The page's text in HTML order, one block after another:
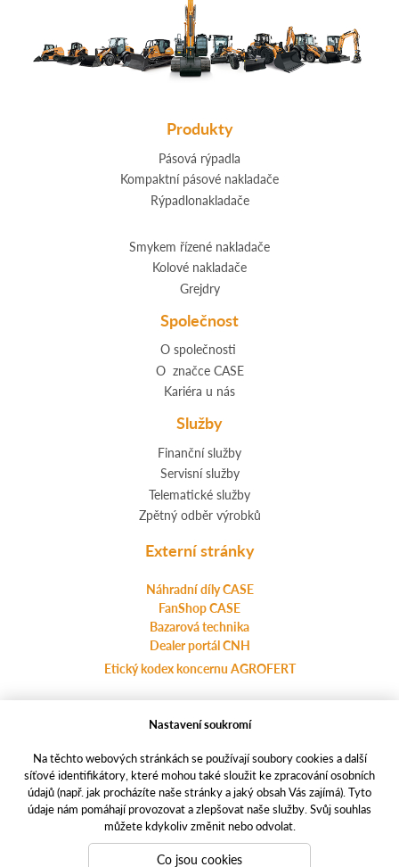
Produkty
Pásová rýpadla
Kompaktní pásové nakladače
Rýpadlonakladače
Smykem řízené nakladače
Kolové nakladače
Grejdry
Společnost
O společnosti
O značce CASE
Kariéra u nás
Služby
Finanční služby
Servisní služby
Telematické služby
Zpětný odběr výrobků
Externí stránky
Náhradní díly CASE
FanShop CASE
Bazarová technika
Dealer portál CNH
Etický kodex koncernu AGROFERT
PUXdesign.cz | casece.cz © 2021
Ochrana osobních údajů
agrotec.cz
a-finance.cz
casece.com
Nastavení soukromí
Na těchto webových stránkách se používají soubory cookies a další
síťové identifikátory, které mohou také sloužit ke zpracování osobních
údajů (např. jak procházíte naše stránky a jaký obsah Vás zajímá). Tyto
údaje nám pomáhají provozovat a zlepšovat naše služby. Svůj souhlas
můžete kdykoliv změnit nebo odvolat.
Co jsou cookies